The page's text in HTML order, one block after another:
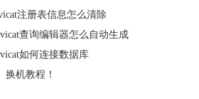
注册表信息怎么清除
查询编辑器怎么自动生成
如何连接数据库
换机教程！